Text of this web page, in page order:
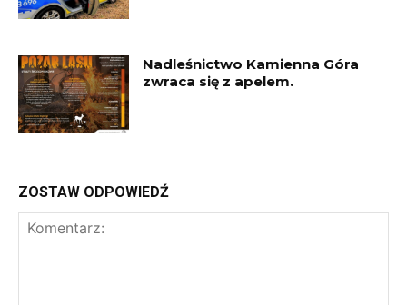
Nadleśnictwo Kamienna Góra
zwraca się z apelem.
ZOSTAW ODPOWIEDŹ